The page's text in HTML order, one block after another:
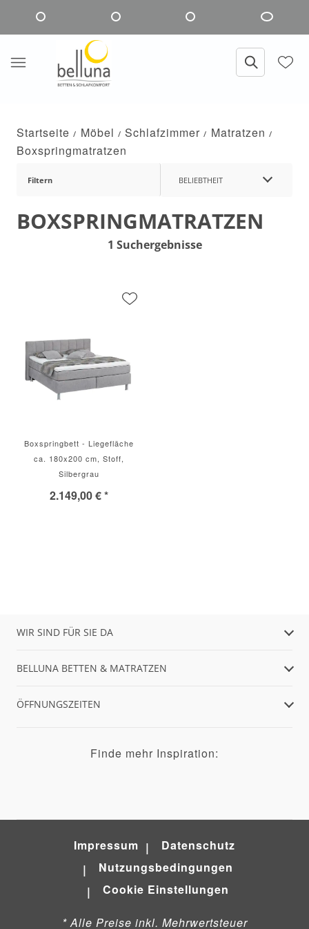
Startseite Möbel Schlafzimmer
Matratzen
Boxspringmatratzen
Filtern BELIEBTHEIT
BOXSPRINGMATRATZEN
1 Suchergebnisse
Boxspringbett - Liegefläche
ca. 180x200 cm, Stoff,
Silbergrau
2.149,00 € *
WIR SIND FÜR SIE DA
BELLUNA BETTEN & MATRATZEN
ÖFFNUNGSZEITEN
Finde mehr Inspiration:
Impressum
Datenschutz
Nutzungsbedingungen
Cookie Einstellungen
* Alle Preise inkl. Mehrwertsteuer